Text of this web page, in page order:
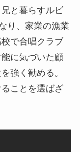
と暮らすルビ
り、家業の漁業
で合唱クラブ
に気づいた顧
強く勧める。
ことを選ばざ